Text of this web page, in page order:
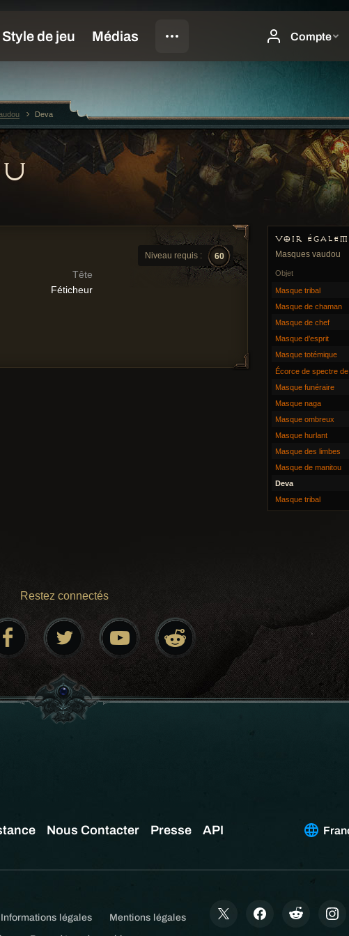
VOIR
Masques vaudou
Objet
Masque tribal
Masque de chaman
Masque de chef
Masque d’esprit
Masque totémique
Écorce de spectre de
Masque funéraire
Masque naga
Masque ombreux
Masque hurlant
Masque des limbes
Masque de manitou
Deva
Masque tribal
Niveau requis : 60
Tête
Féticheur
Restez connectés
Deva